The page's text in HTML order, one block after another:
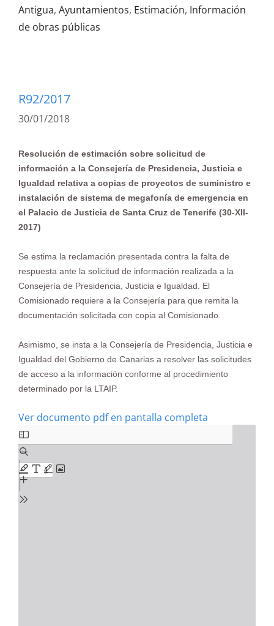
Antigua, Ayuntamientos, Estimación, Información
de obras públicas
R92/2017
30/01/2018
Resolución de estimación sobre solicitud de
información a la Consejería de Presidencia, Justicia e
Igualdad relativa a copias de proyectos de suministro e
instalación de sistema de megafonía de emergencia en
el Palacio de Justicia de Santa Cruz de Tenerife (30-XII-
2017)
Se estima la reclamación presentada contra la falta de
respuesta ante la solicitud de información realizada a la
Consejería de Presidencia, Justicia e Igualdad. El
Comisionado requiere a la Consejería para que remita la
documentación solicitada con copia al Comisionado.
Asimismo, se insta a la Consejería de Presidencia, Justicia e
Igualdad del Gobierno de Canarias a resolver las solicitudes
de acceso a la información conforme al procedimiento
determinado por la LTAIP.
Ver documento pdf en pantalla completa